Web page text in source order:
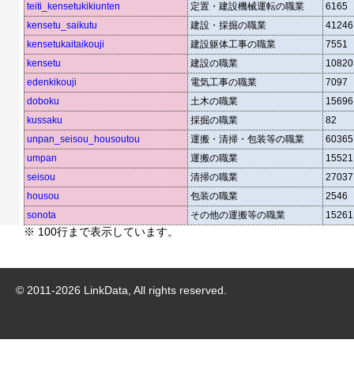
teiti_kensetukikiunten
定置・建設機械運転の職業
6165
kensetu_saikutu
建設・採掘の職業
41246
kensetukaitaikouji
建設躯体工事の職業
7551
kensetu
建設の職業
10820
edenkikouji
電気工事の職業
7097
doboku
土木の職業
15696
kussaku
採掘の職業
82
unpan_seisou_housoutou
運搬・清掃・包装等の職業
60365
umpan
運搬の職業
15521
seisou
清掃の職業
27037
housou
包装の職業
2546
sonota
その他の運搬等の職業 15261
※ 100行まで表示しています。
© 2011-2026 LinkData, All rights reserved.